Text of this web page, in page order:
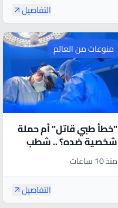
التفاصيل
منوعات من العالم
"خطأ طبي قاتل" أم حملة
شخصية ضده؟ .. شطب
جراح مصري نهائيا من
السجل البريطاني
منذ 10 ساعات
التفاصيل